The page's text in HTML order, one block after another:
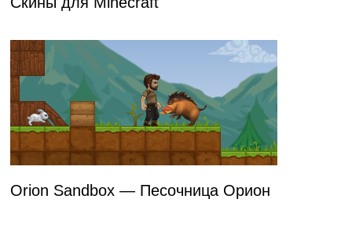
Orion Sandbox — Песочница Орион